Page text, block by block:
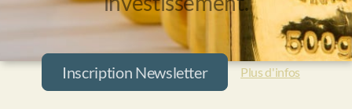
Inscription Newsletter Plus d'infos
Lingot or moulé 500g
Lingot or moulé 1kg